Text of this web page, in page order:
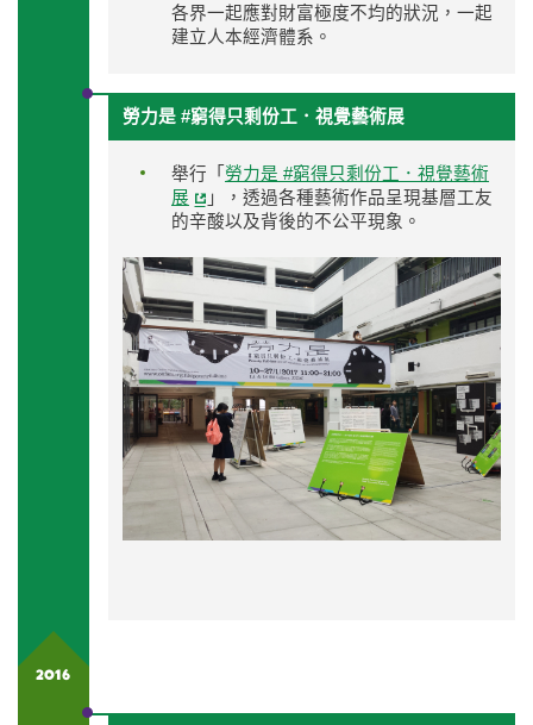
各界一起應對財富極度不均的狀況，一起
建立人本經濟體系。
勞力是 #窮得只剩份工．視覺藝術展
舉行「 勞力是 #窮得只剩份工．視覺藝術
展
」，透過各種藝術作品呈現基層工友
的辛酸以及背後的不公平現象。
2016